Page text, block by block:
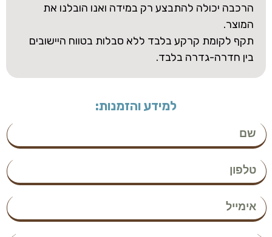
למידע והזמנות:
הרכבה יכולה להתבצע רק במידה ואנו הובלנו את
המוצר.
תקף לקומת קרקע בלבד ללא סבלות בטווח היישובים
בין חדרה-גדרה בלבד.